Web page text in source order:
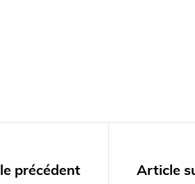
précédent Article